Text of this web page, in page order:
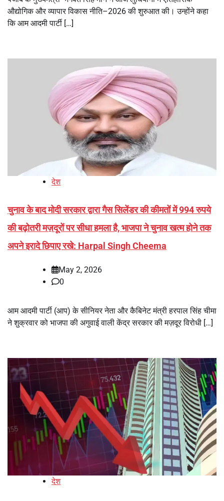
औद्योगिक और व्यापार विकास नीति–2026 की शुरुआत की। उन्होंने कहा
कि आम आदमी पार्टी […]
देश
चुनाव के बाद मोदी सरकार द्वारा गैस सिलेंडर की कीमतों में 994 रुपये
की बढ़ोतरी मज़दूरों पर सीधा हमला है, भाजपा ने चुनाव खत्म होने तक
अपने इरादे छिपाए रखे: Harpal Singh Cheema
May 2, 2026
0
आम आदमी पार्टी (आप) के सीनियर नेता और कैबिनेट मंत्री हरपाल सिंह चीमा
ने शुक्रवार को भाजपा की अगुवाई वाली केंद्र सरकार की मज़दूर विरोधी […]
देश